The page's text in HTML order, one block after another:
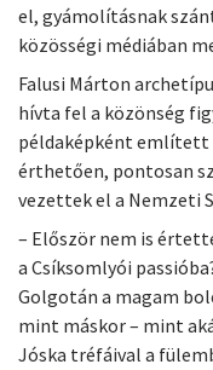
el, gyámolításnak
közösségi médiában
Falusi Márton
hívta fel a közönség
példaképként említett
érthetően, pontosan
vezettek el a Nemzeti
– Először nem is
a Csíksomlyói
Golgotán a magam
mint máskor – mint
Jóska tréfáival a